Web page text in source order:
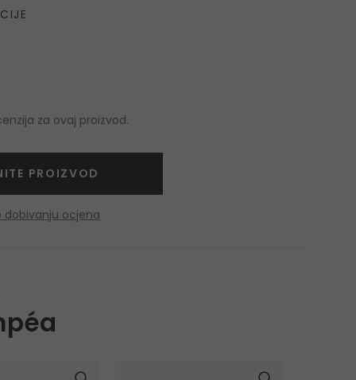
za ovaj proizvod.
PROIZVOD
dobivanju ocjena